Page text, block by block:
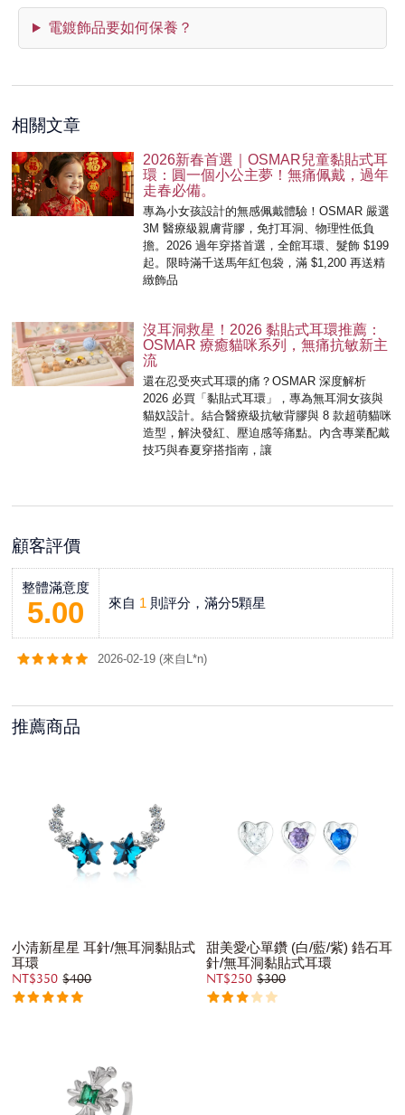
電鍍飾品要如何保養？
相關文章
2026新春首選｜OSMAR兒童黏貼式耳
環：圓一個小公主夢！無痛佩戴，過年
走春必備。
專為小女孩設計的無感佩戴體驗！OSMAR 嚴選
3M 醫療級親膚背膠，免打耳洞、物理性低負
擔。2026 過年穿搭首選，全館耳環、髮飾 $199
起。限時滿千送馬年紅包袋，滿 $1,200 再送精
緻飾品
沒耳洞救星！2026 黏貼式耳環推薦：
OSMAR 療癒貓咪系列，無痛抗敏新主
流
還在忍受夾式耳環的痛？OSMAR 深度解析
2026 必買「黏貼式耳環」，專為無耳洞女孩與
貓奴設計。結合醫療級抗敏背膠與 8 款超萌貓咪
造型，解決發紅、壓迫感等痛點。內含專業配戴
技巧與春夏穿搭指南，讓
顧客評價
整體滿意度
5.00 來自 1 則評分，滿分5顆星
2026-02-19 (來自L*n)
推薦商品
小清新星星 耳針/無耳洞黏貼式
耳環
NT$350 $400
甜美愛心單鑽 (白/藍/紫) 鋯石耳
針/無耳洞黏貼式耳環
NT$250 $300